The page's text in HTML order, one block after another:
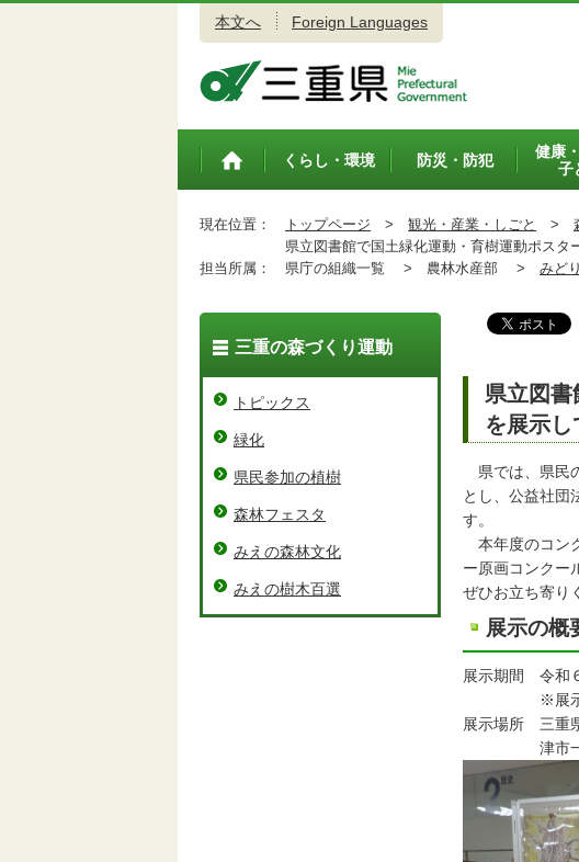
本文へ Foreign Languages
トップペ
くらし・環境 防災・防犯
健康
子
現在位置： トップページ > 観光・産業・しごと >
県立図書館で国土緑化運動・育樹運動ポスタ
担当所属：
県庁の組織一覧 > 農林水産部 > みど
県立図
を展示し
県では、県民
とし、公益社団
す。
本年度のコン
ー原画コンクー
ぜひお立ち寄り
展示の概
展示期間 令和
※展示は三
展示場所 三重
津市一身
三重の森づくり運動
トピックス
緑化
県民参加の植樹
森林フェスタ
みえの森林文化
みえの樹木百選